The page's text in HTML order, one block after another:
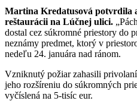
Martina Kredatusová potvrdila
reštaurácii na Lúčnej ulici.
dostal cez súkromné priestory do
neznámy predmet, ktorý v
nedeľu 24. januára nad ránom.
Vzniknutý požiar zahasili
jeho rozšíreniu do súkromných
vyčíslená na 5-tisíc eur.